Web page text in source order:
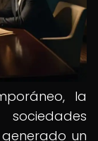
la
un